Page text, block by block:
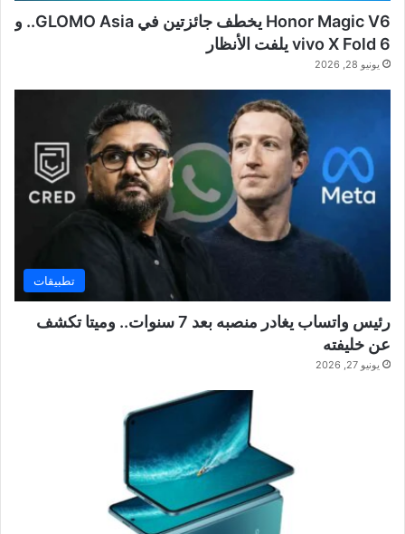
Honor Magic V6 يخطف جائزتين في GLOMO Asia.. و
vivo X Fold 6 يلفت الأنظار
يونيو 28, 2026
تطبيقات
رئيس واتساب يغادر منصبه بعد 7 سنوات.. وميتا تكشف
عن خليفته
يونيو 27, 2026